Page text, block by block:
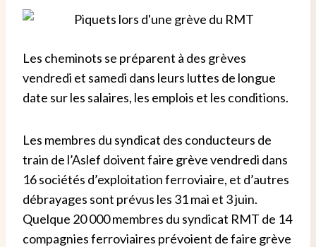
Les cheminots se préparent à des grèves
vendredi et samedi dans leurs luttes de longue
date sur les salaires, les emplois et les conditions.
Les membres du syndicat des conducteurs de
train de l’Aslef doivent faire grève vendredi dans
16 sociétés d’exploitation ferroviaire, et d’autres
débrayages sont prévus les 31 mai et 3 juin.
Quelque 20 000 membres du syndicat RMT de 14
compagnies ferroviaires prévoient de faire grève